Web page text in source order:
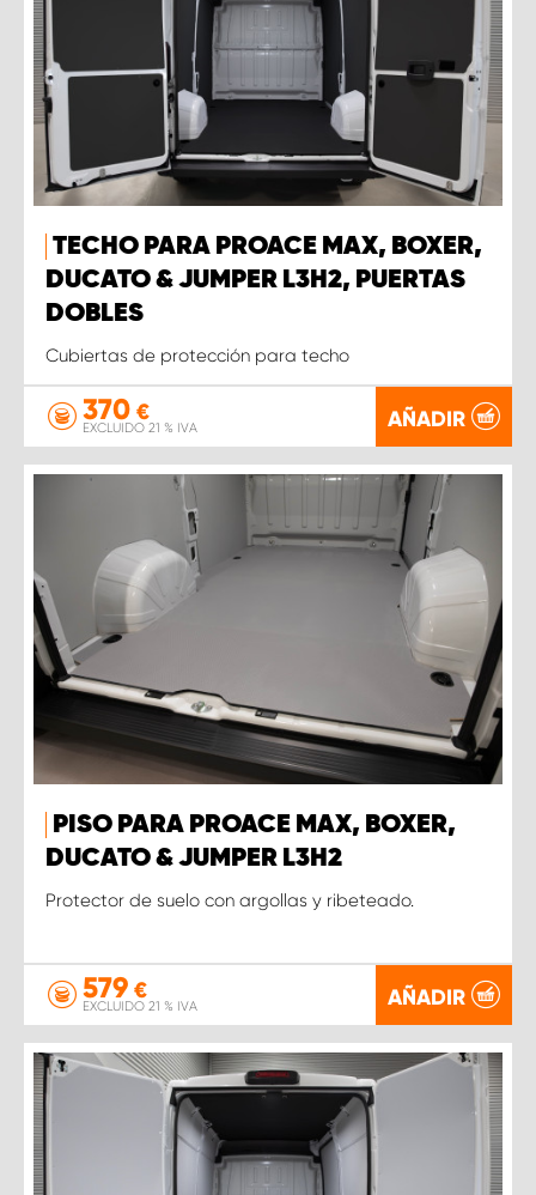
TECHO PARA PROACE MAX, BOXER,
DUCATO & JUMPER L3H2, PUERTAS
DOBLES
Cubiertas de protección para techo
370 €
EXCLUIDO 21 % IVA AÑADIR
PISO PARA PROACE MAX, BOXER,
DUCATO & JUMPER L3H2
Protector de suelo con argollas y ribeteado.
579 €
EXCLUIDO 21 % IVA AÑADIR